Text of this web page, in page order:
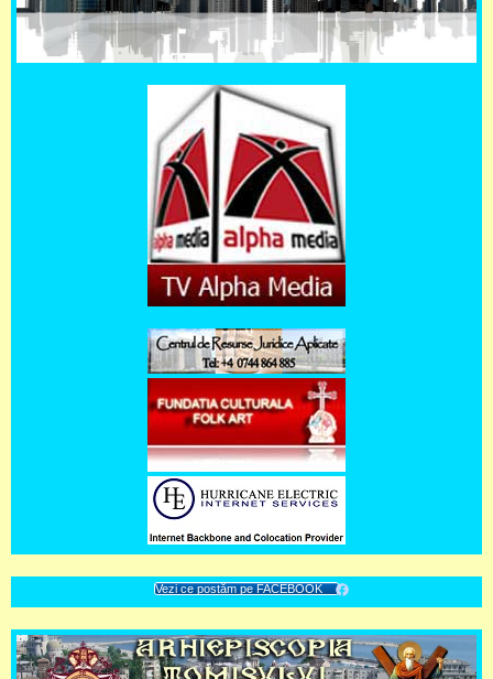
Vezi ce postăm pe FACEBOOK